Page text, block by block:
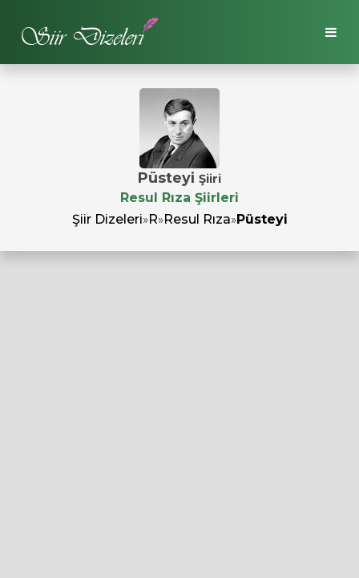
Püsteyi Şiiri
Resul Rıza Şiirleri
Şiir Dizeleri»R»Resul Rıza»Püsteyi